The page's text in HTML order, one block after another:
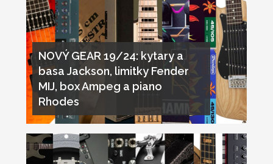
NOVÝ GEAR 19/24: kytary a
basa Jackson, limitky Fender
MIJ, box Ampeg a piano
Rhodes